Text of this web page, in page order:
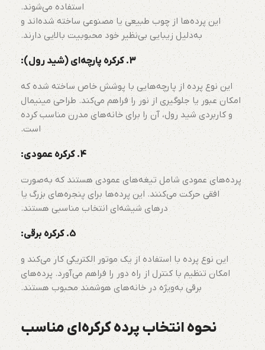
استفاده می‌شوند.
این پرده‌ها از چوب طبیعی یا مصنوعی ساخته شده‌اند و
به‌دلیل زیبایی بی‌نظیر خود محبوبیت بالایی دارند.
3. کرکره پارچه‌ای (شید رول):
این نوع پرده از پارچه‌هایی با پوشش خاص ساخته شده که
امکان عبور یا جلوگیری از نور را فراهم می‌کند. طراحی مینیمال
و کاربردی شید رول، آن را برای خانه‌های مدرن مناسب کرده
است.
4. کرکره عمودی:
پرده‌های عمودی شامل تیغه‌های عمودی هستند که به‌صورت
افقی حرکت می‌کنند. این پرده‌ها برای پنجره‌های بزرگ یا
درهای شیشه‌ای انتخاب مناسبی هستند.
5. کرکره برقی:
این نوع پرده با استفاده از یک موتور الکتریکی کار می‌کند و
امکان تنظیم با کنترل از راه دور را فراهم می‌آورد. پرده‌های
برقی به‌ویژه در خانه‌های هوشمند محبوب هستند.
نحوه انتخاب پرده کرکره‌ای مناسب